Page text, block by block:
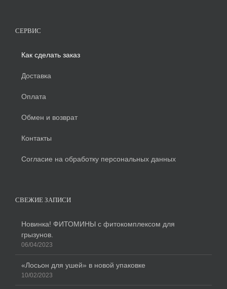
СЕРВИС
Как сделать заказ
Доставка
Оплата
Обмен и возврат
Контакты
Согласие на обработку персональных данных
СВЕЖИЕ ЗАПИСИ
Новинка! ФИТОМИНЫ с фитокомплексом для
грызунов.
06/04/2023
«Лосьон для ушей» в новой упаковке
10/02/2023